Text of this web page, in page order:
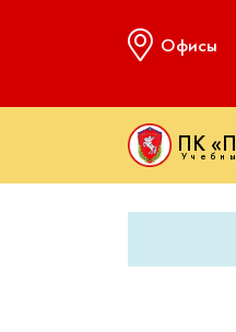
Офисы
ПК